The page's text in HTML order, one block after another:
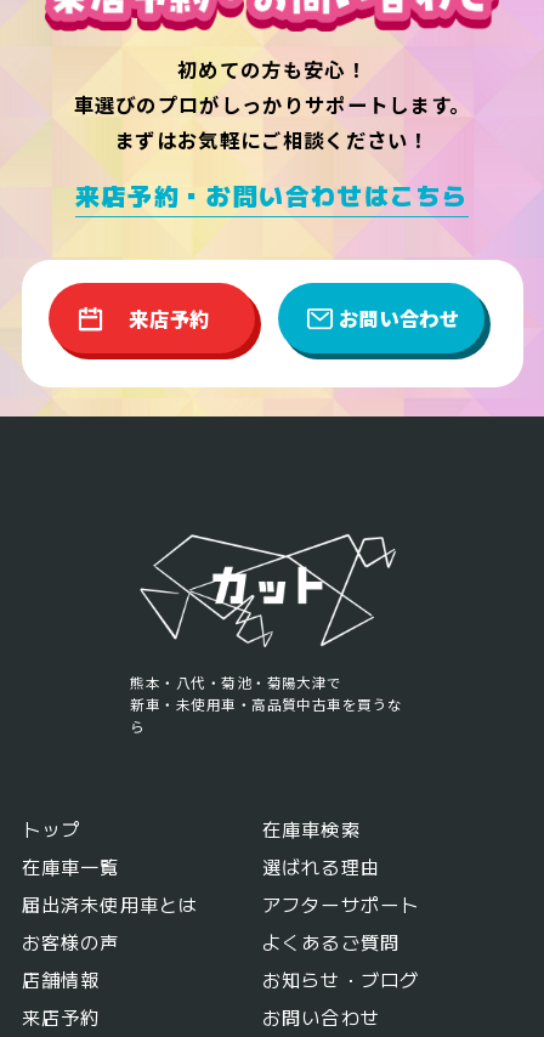
初めての方も安心！
車選びのプロがしっかりサポートします。
まずはお気軽にご相談ください！
来店予約・お問い合わせはこちら
来店予約 お問い合わせ
熊本・八代・菊池・菊陽大津で
新車・未使用車・高品質中古車を買うな
ら
トップ
在庫車検索
在庫車一覧
選ばれる理由
届出済未使用車とは
アフターサポート
お客様の声
よくあるご質問
店舗情報
お知らせ・ブログ
来店予約
お問い合わせ